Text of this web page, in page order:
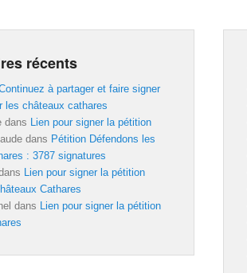
récents
à partager et faire signer
les châteaux cathares
dans
Lien pour signer la pétition
dans Pétition Défendons les
: 3787 signatures
Lien pour signer la pétition
Cathares
dans
Lien pour signer la pétition